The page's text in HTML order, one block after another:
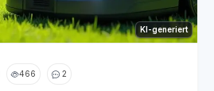
KI-generiert
466 2